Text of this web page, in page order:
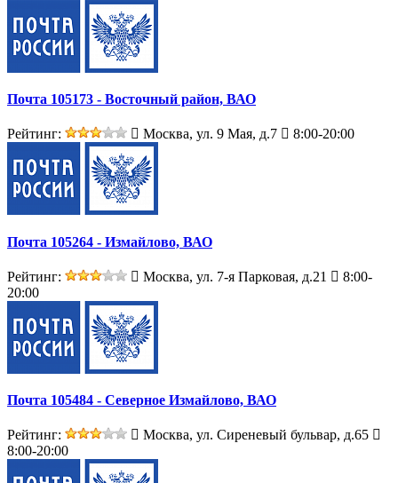
Почта 105173 - Восточный район, ВАО
Рейтинг: Москва, ул. 9 Мая, д.7 8:00-20:00
Почта 105264 - Измайлово, ВАО
Рейтинг: Москва, ул. 7-я Парковая, д.21
8:00-
20:00
Почта 105484 - Северное Измайлово, ВАО
Рейтинг:
Москва, ул. Сиреневый бульвар, д.65
8:00-20:00